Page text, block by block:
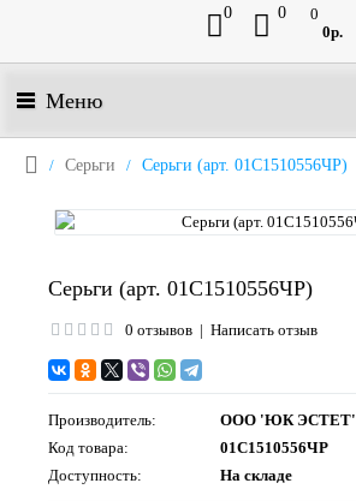
0 0
0
0р.
Меню
Серьги Серьги (арт. 01С1510556ЧР)
Серьги (арт. 01С1510556ЧР)
0 отзывов | Написать отзыв
Производитель:
ООО 'ЮК ЭСТЕТ'
Код товара:
01С1510556ЧР
Доступность:
На складе